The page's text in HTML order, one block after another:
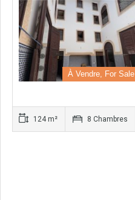
À Vendre, For Sale
124 m² 8 Chambres